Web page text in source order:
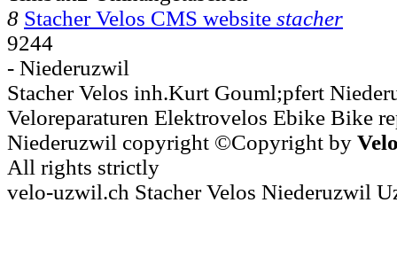
8 Stacher Velos CMS website stacher
9244
- Niederuzwil
Stacher Velos inh.Kurt Gouml;pfert
Veloreparaturen Elektrovelos Ebike Bike
Niederuzwil copyright ©Copyright by
All rights strictly
velo-uzwil.ch Stacher Velos Niederuzwil